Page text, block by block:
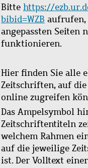
Bitte https://
bibid=WZB aufrufen,
angepassten Seiten
funktionieren.
Hier finden Sie alle
Zeitschriften, auf die
online zugreifen
Das Ampelsymbol
Zeitschriftentiteln
welchem Rahmen
auf die jeweilige
ist. Der Volltext